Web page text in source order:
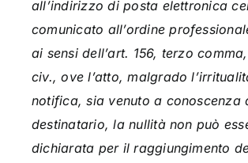
all’indirizzo di posta elettronica
comunicato all’ordine
ai sensi dell’art. 156, terzo
civ., ove l’atto, malgrado
notifica, sia venuto a conoscenza
destinatario, la nullità non può
dichiarata per il raggiungimento